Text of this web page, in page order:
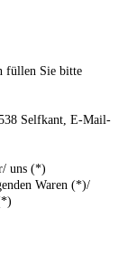
füllen Sie bitte
Selfkant, E-Mail-
uns (*)
Waren (*)/